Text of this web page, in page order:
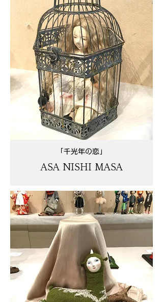
「千光年の恋」
ASA NISHI MASA